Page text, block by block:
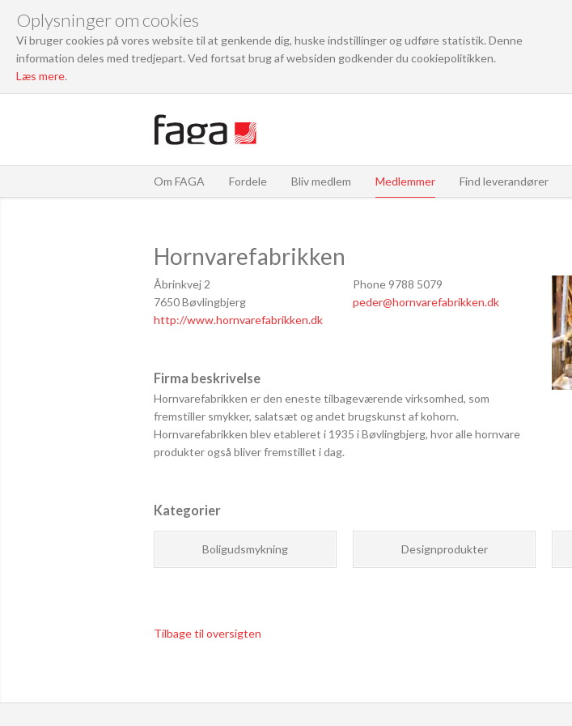
Oplysninger om cookies
Vi bruger cookies på vores website til at genkende dig, huske indstillinger og udføre statistik. Denne
information deles med tredjepart. Ved fortsat brug af websiden godkender du cookiepolitikken.
Læs mere.
Om FAGA Fordele Bliv medlem Medlemmer Find leverandører
Hornvarefabrikken
Åbrinkvej 2
7650 Bøvlingbjerg
http://www.hornvarefabrikken.dk
Phone 9788 5079
peder@hornvarefabrikken.dk
Firma beskrivelse
Hornvarefabrikken er den eneste tilbageværende virksomhed, som
fremstiller smykker, salatsæt og andet brugskunst af kohorn.
Hornvarefabrikken blev etableret i 1935 i Bøvlingbjerg, hvor alle hornvare
produkter også bliver fremstillet i dag.
Kategorier
Boligudsmykning Designprodukter
Tilbage til oversigten